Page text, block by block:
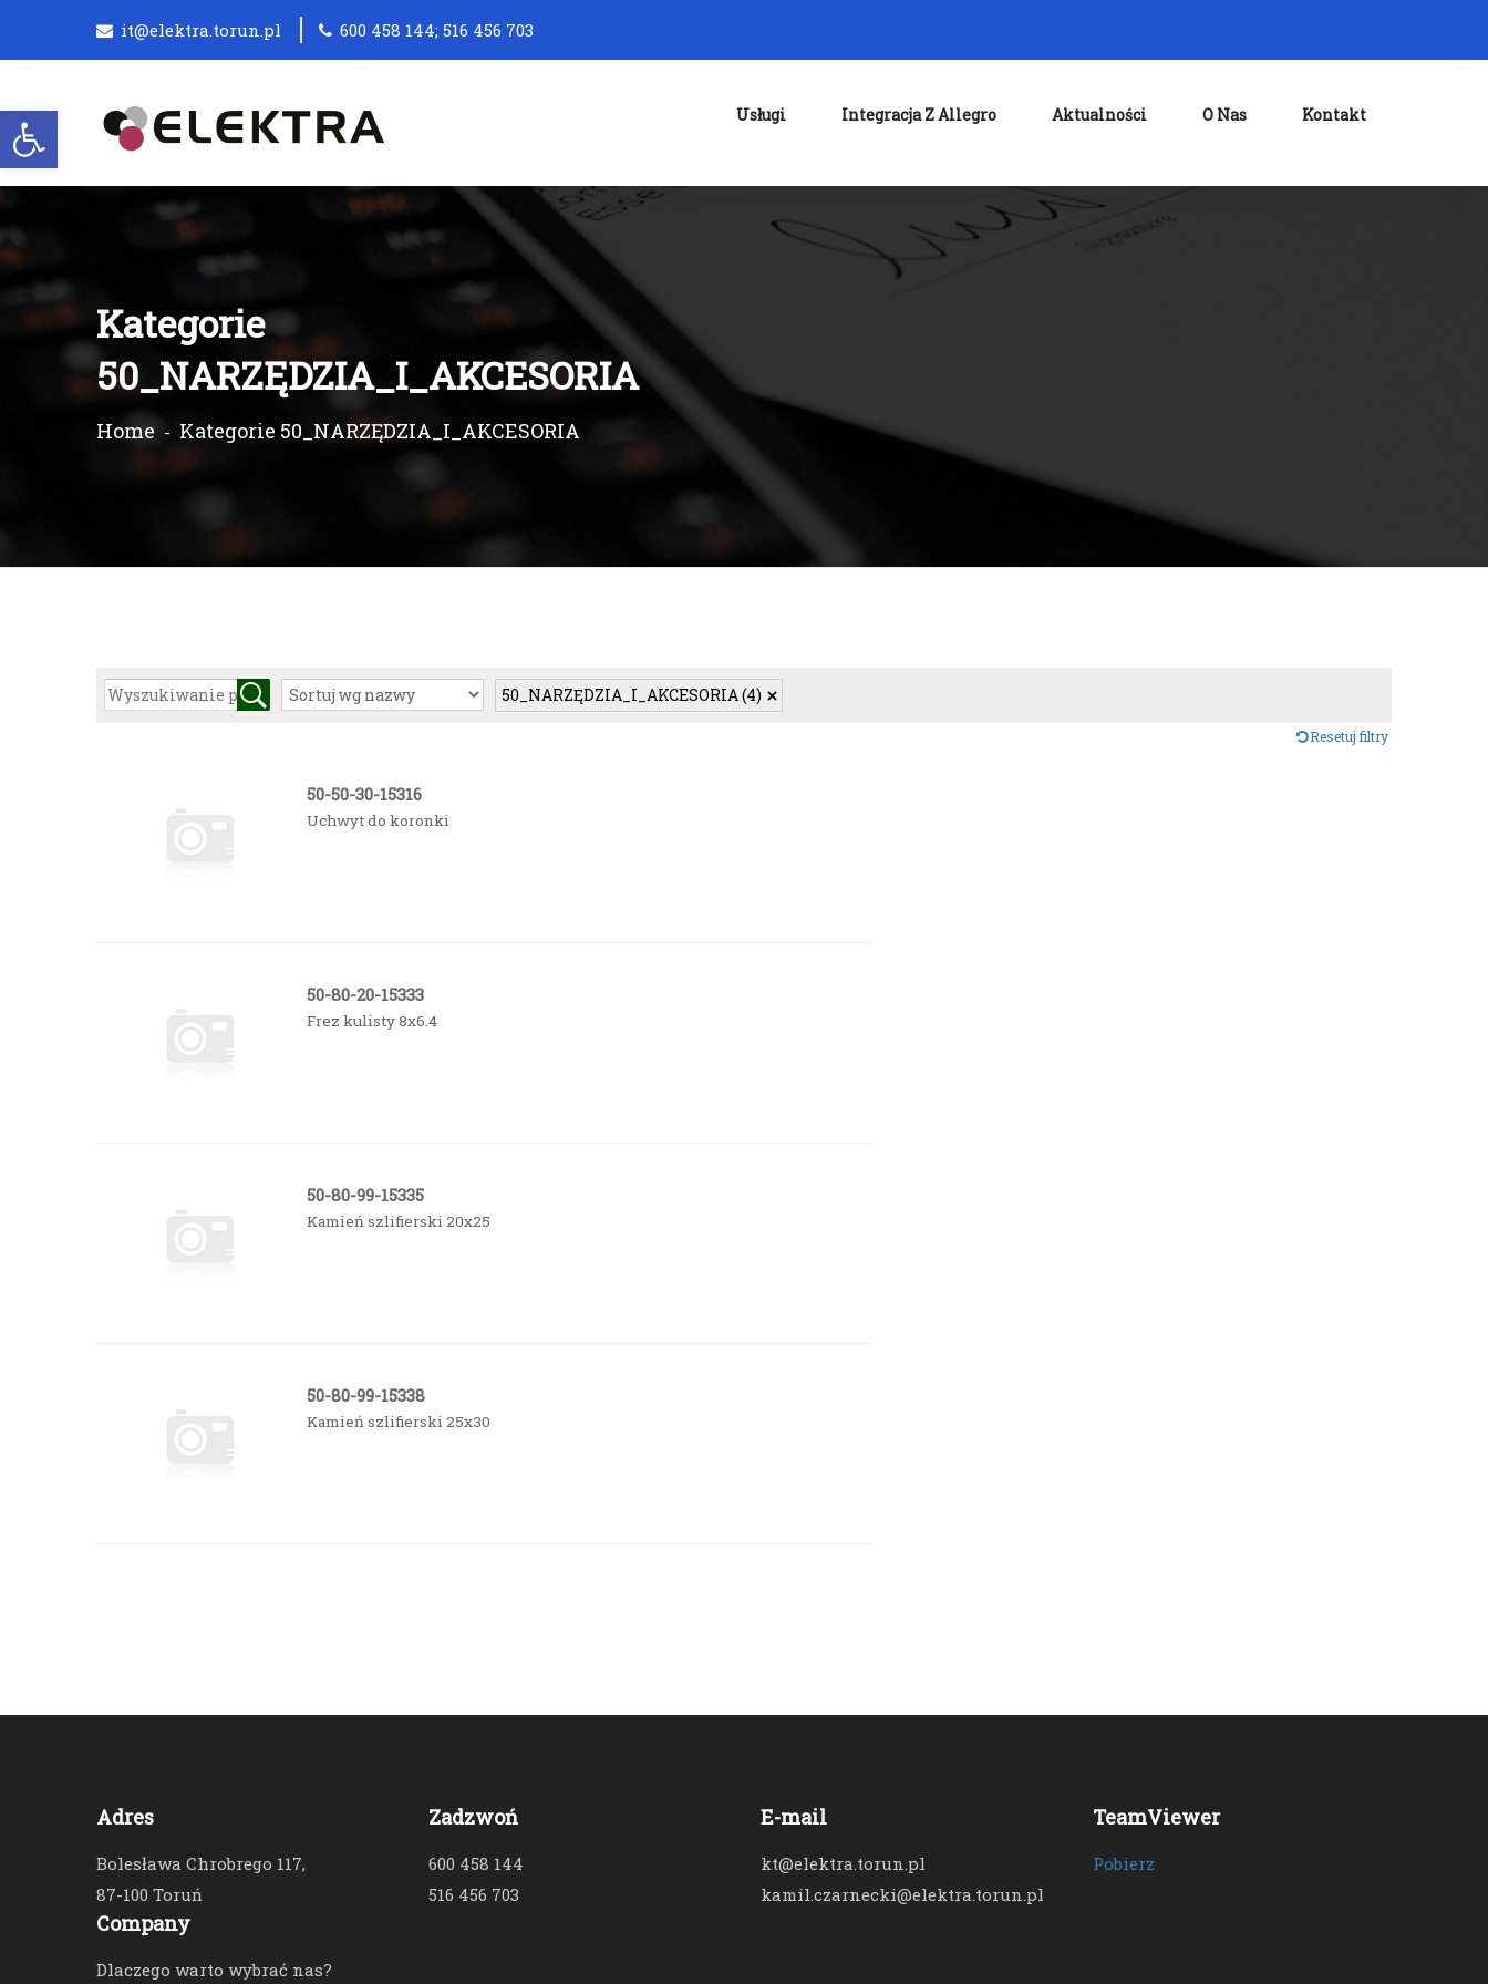
Otwórz pasek narzędzi
it@elektra.torun.pl 600 458 144; 516 456 703
Usługi Integracja Z Allegro Aktualności O Nas Kontakt
Kategorie
50_NARZĘDZIA_I_AKCESORIA
Home Kategorie 50_NARZĘDZIA_I_AKCESORIA
50_NARZĘDZIA_I_AKCESORIA(4)
Resetuj filtry
50-50-30-15316
Uchwyt do koronki
50-80-20-15333
Frez kulisty 8x6.4
50-80-99-15335
Kamień szlifierski 20x25
50-80-99-15338
Kamień szlifierski 25x30
Adres
Bolesława Chrobrego 117,
87-100 Toruń
Company
Dlaczego warto wybrać nas?
Zadzwoń
600 458 144
516 456 703
E-mail
kt@elektra.torun.pl
kamil.czarnecki@elektra.torun.pl
TeamViewer
Pobierz